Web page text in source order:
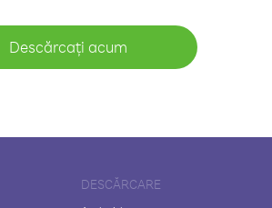
Descărcați acum
DESCĂRCARE